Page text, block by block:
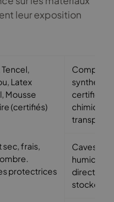
leur exposition
Latex
Mousse
(certifiés)
certifiés,
sec, frais,
protectrices
Caves/
humides,
directes
stocker